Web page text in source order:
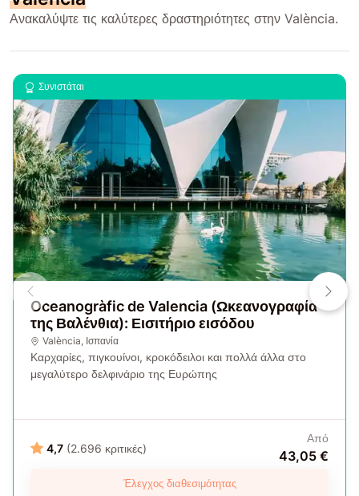
Ανακαλύψτε τις καλύτερες δραστηριότητες στην València.
Συνιστάται
Oceanogràfic de Valencia (Ωκεανογραφία
της Βαλένθια): Εισιτήριο εισόδου
València, Ισπανία
Καρχαρίες, πιγκουίνοι, κροκόδειλοι και πολλά άλλα στο
μεγαλύτερο δελφινάριο της Ευρώπης
4,7 (2.696 κριτικές)
Από
43,05 €
Έλεγχος διαθεσιμότητας